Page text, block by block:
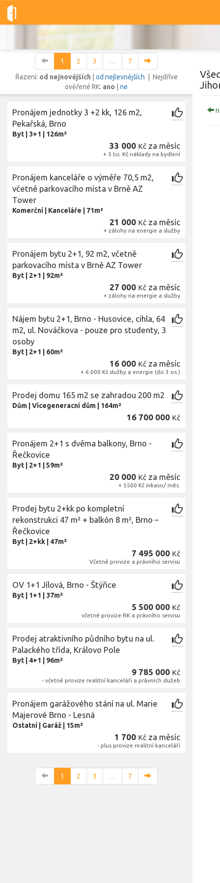
Dobré-nemovitosti.cz obec Brno, okres Brno-město,
Pozemky
obec Brno,okres Brno-město, Jihomoravský kraj
Lokalita
1 2 3 …
7
Řazení: od nejnovějších od nejlevnějších | Nejdříve
ověřené RK: ano ne
Pronájem jednotky 3 +2 kk, 126 m2,
Pekařská, Brno
Byt 3+1 126m²
33 000 Kč za měsíc
+ 5 tis. Kč náklady na bydlení
Pronájem kanceláře o výměře 70,5 m2,
včetně parkovacího místa v Brně AZ
Tower
Komerční Kanceláře 71m²
21 000 Kč za měsíc
+ zálohy na energie a služby
Pronájem bytu 2+1, 92 m2, včetně
parkovacího místa v Brně AZ Tower
Byt 2+1 92m²
27 000 Kč za měsíc
+ zálohy na energie a služby
Nájem bytu 2+1, Brno - Husovice, cihla, 64
m2, ul. Nováčkova - pouze pro studenty, 3
osoby
Byt 2+1 60m²
16 000 Kč za měsíc
+ 6.000 Kč služby a energie (do 3 os.)
Prodej domu 165 m2 se zahradou 200 m2
Dům Vícegeneracní dům 164m²
16 700 000 Kč
Pronájem 2+1 s dvěma balkony, Brno -
Řečkovice
Byt 2+1 59m²
20 000 Kč za měsíc
+ 5500 Kč inkaso/ měs.
Prodej bytu 2+kk po kompletní
rekonstrukci 47 m² + balkón 8 m², Brno –
Řečkovice
Byt 2+kk 47m²
7 495 000 Kč
Včetně provize a právního servisu
OV 1+1 Jílová, Brno - Štýřice
Byt 1+1 37m²
5 500 000 Kč
včetně provize RK a právního servisu
Prodej atraktivního půdního bytu na ul.
Palackého třída, Královo Pole
Byt 4+1 96m²
9 785 000 Kč
- včetně provize realitní kanceláři a právních služeb
Pronájem garážového stání na ul. Marie
Majerové Brno - Lesná
Ostatní Garáž 15m²
1 700 Kč za měsíc
- plus provize realitní kanceláři
1 2 3 … 7